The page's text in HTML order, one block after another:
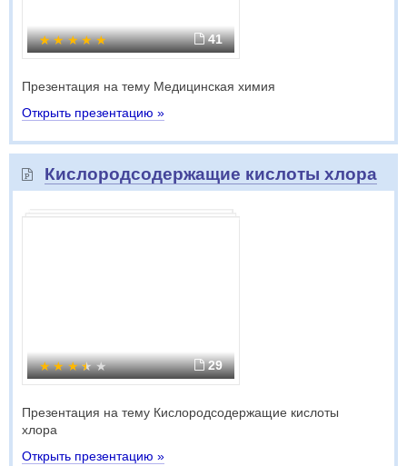
41
Презентация на тему Медицинская химия
Открыть презентацию »
Кислородсодержащие кислоты хлора
29
Презентация на тему Кислородсодержащие кислоты
хлора
Открыть презентацию »